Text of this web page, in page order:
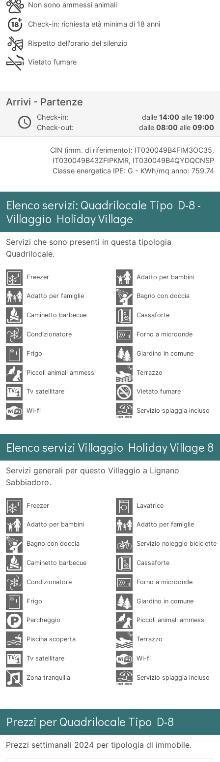
Non sono ammessi animali
Check-in: richiesta età minima di 18 anni
Rispetto dell'orario del silenzio
Vietato fumare
Arrivi - Partenze
Check-in: dalle 14:00 alle 19:00
Check-out:
dalle 08:00 alle 09:00
CIN (imm. di riferimento): IT030049B4FIM3OC35,
IT030049B43ZFIPKMR, IT030049B4QYDQCNSP
Classe energetica IPE: G - KWh/mq anno: 759.74
Elenco servizi: Quadrilocale Tipo D-8 -
Villaggio Holiday Village
Servizi che sono presenti in questa tipologia
Quadrilocale.
Freezer Adatto per bambini
Adatto per famiglie Bagno con doccia
Caminetto barbecue Cassaforte
Condizionatore Forno a microonde
Frigo Giardino in comune
Piccoli animali ammessi Terrazzo
Tv satellitare Vietato fumare
Wi-fi Servizio spiaggia incluso
Elenco servizi Villaggio Holiday Village 8
Servizi generali per questo Villaggio a Lignano
Sabbiadoro.
Freezer Lavatrice
Adatto per bambini Adatto per famiglie
Bagno con doccia Servizio noleggio biciclette
Caminetto barbecue Cassaforte
Condizionatore Forno a microonde
Frigo Giardino in comune
Parcheggio Piccoli animali ammessi
Piscina scoperta Terrazzo
Tv satellitare Wi-fi
Zona tranquilla Servizio spiaggia incluso
Prezzi per Quadrilocale Tipo D-8
Prezzi settimanali 2024 per tipologia di immobile.